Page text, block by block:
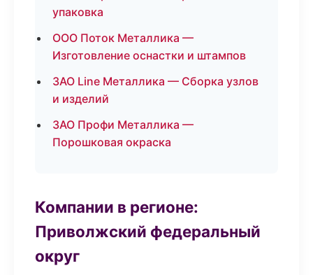
упаковка
ООО Поток Металлика —
Изготовление оснастки и штампов
ЗАО Line Металлика — Сборка узлов
и изделий
ЗАО Профи Металлика —
Порошковая окраска
Компании в регионе:
Приволжский федеральный
округ